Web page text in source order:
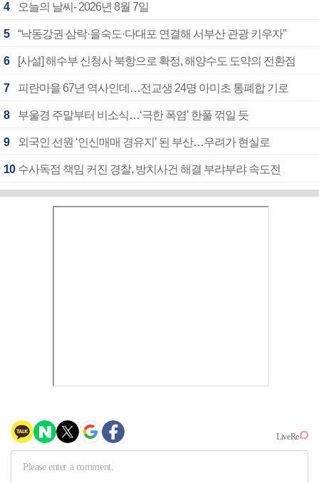
4 오늘의 날씨- 2026년 8월 7일
5 “낙동강권 삼락·을숙도·다대포 연결해 서부산 관광 키우자”
6 [사설] 해수부 신청사 북항으로 확정, 해양수도 도약의 전환점
7 피란마을 67년 역사인데…전교생 24명 아미초 통폐합 기로
8 부울경 주말부터 비소식…‘극한 폭염’ 한풀 꺾일 듯
9 외국인 선원 ‘인신매매 경유지’ 된 부산…우려가 현실로
10 수사독점 책임 커진 경찰, 방치사건 해결 부랴부랴 속도전